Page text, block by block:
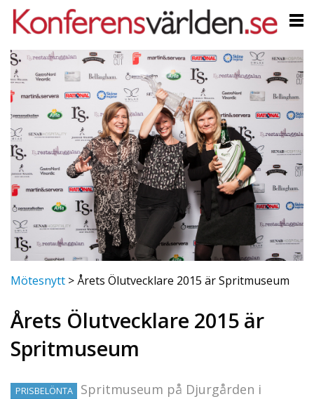
Mötesnytt >Årets Ölutvecklare 2015 är Spritmuseum
Årets Ölutvecklare 2015 är
Spritmuseum
PRISBELÖNTA
Spritmuseum på Djurgården i